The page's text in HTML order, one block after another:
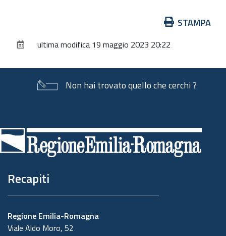
documento
STAMPA
ultima modifica 19 maggio 2023 20:22
Non hai trovato quello che cerchi ?
di
pagina
Recapiti
Regione Emilia-Romagna
Viale Aldo Moro, 52